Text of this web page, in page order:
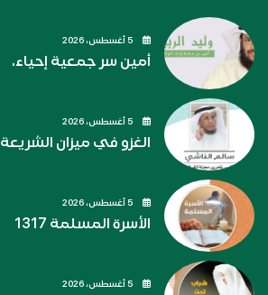
أمين سر جمعية إحياء.
الغزو في ميزان الشريعة
الأسرة المسلمة 1317